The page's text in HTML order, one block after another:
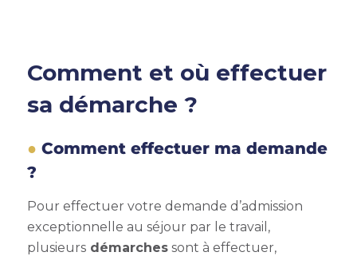
Comment et où effectuer
sa démarche ?
Comment effectuer ma demande
?
Pour effectuer votre demande d’admission
exceptionnelle au séjour par le travail,
plusieursdémarchessont à effectuer,